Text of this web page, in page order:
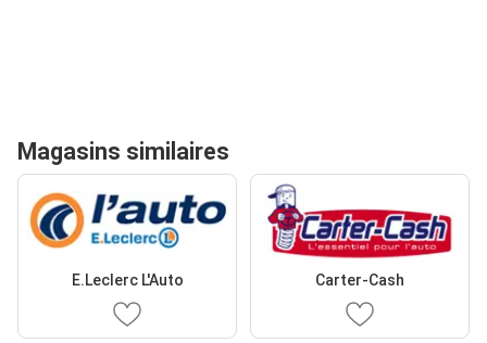
Magasins similaires
E.Leclerc L'Auto Carter-Cash